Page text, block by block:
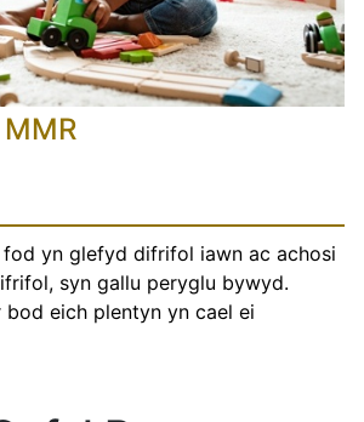
yn glefyd difrifol iawn ac achosi
syn gallu peryglu bywyd.
bod eich plentyn yn cael ei